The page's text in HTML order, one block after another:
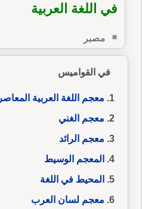
في اللغة العربية
مصير
في القواميس
معجم اللغة العربية
معجم الغني
معجم الرائد
المعجم الوسيط
المحيط في اللغة
معجم لسان العرب